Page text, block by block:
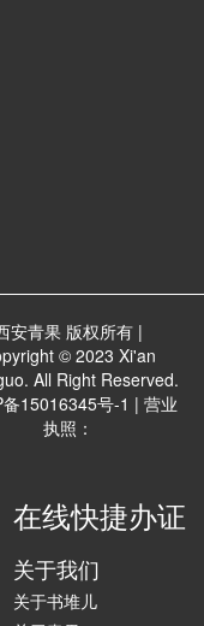
在线快捷办证
关于我们
关于书堆儿
安青果 版权所有 |
© 2023 Xi'an
All Right Reserved.
15016345号-1 | 营业
执照：